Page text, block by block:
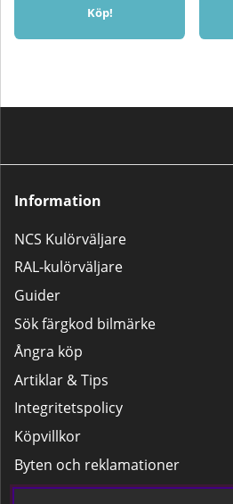
härdar lacken i burken och blir
obrukbar.📽 Klicka här för att se
en instruktionsvideo som visar
Köp!
Information
NCS Kulörväljare
RAL-kulörväljare
Guider
Sök färgkod bilmärke
Ångra köp
Artiklar & Tips
Integritetspolicy
Köpvillkor
Byten och reklamationer
Leverans